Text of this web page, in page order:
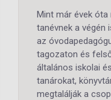
Mint már évek óta
tanévnek a végén
az
tagozaton és
általános iskolai
tanárokat,
megtalálják a